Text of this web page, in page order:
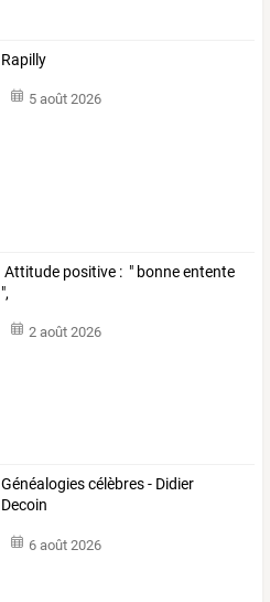
Rapilly
5 août 2026
Attitude positive : " bonne entente
",
2 août 2026
Généalogies célèbres - Didier
Decoin
6 août 2026